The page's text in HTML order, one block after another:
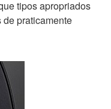
tipos apropriados
praticamente